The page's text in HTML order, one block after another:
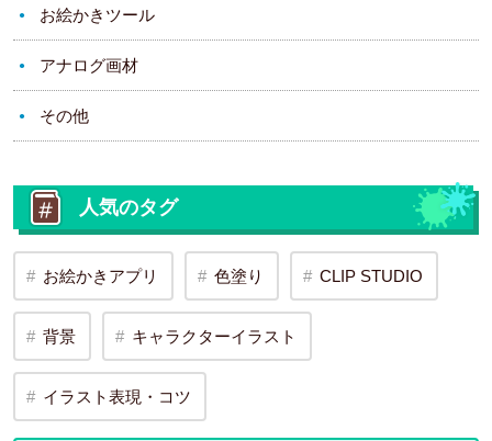
お絵かきツール
アナログ画材
その他
人気のタグ
お絵かきアプリ 色塗り CLIP STUDIO
背景 キャラクターイラスト
イラスト表現・コツ